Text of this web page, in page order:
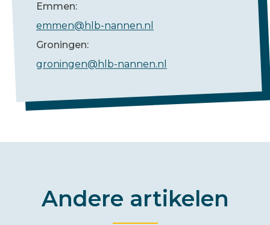
Emmen:
emmen@hlb-nannen.nl
Groningen:
groningen@hlb-nannen.nl
Andere artikelen